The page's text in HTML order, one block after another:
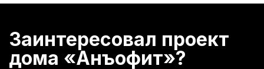
Заинтересовал проект
дома «Анъофит»?